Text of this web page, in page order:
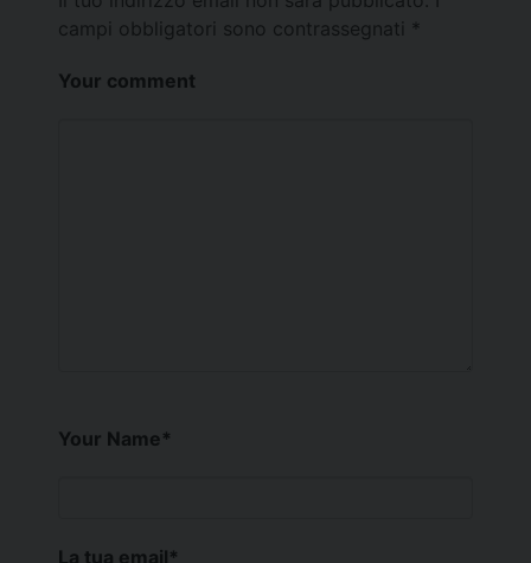
campi obbligatori sono contrassegnati *
Your comment
Your Name*
La tua email*